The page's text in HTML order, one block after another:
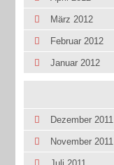
März 2012
Februar 2012
Januar 2012
Dezember 2011
November 2011